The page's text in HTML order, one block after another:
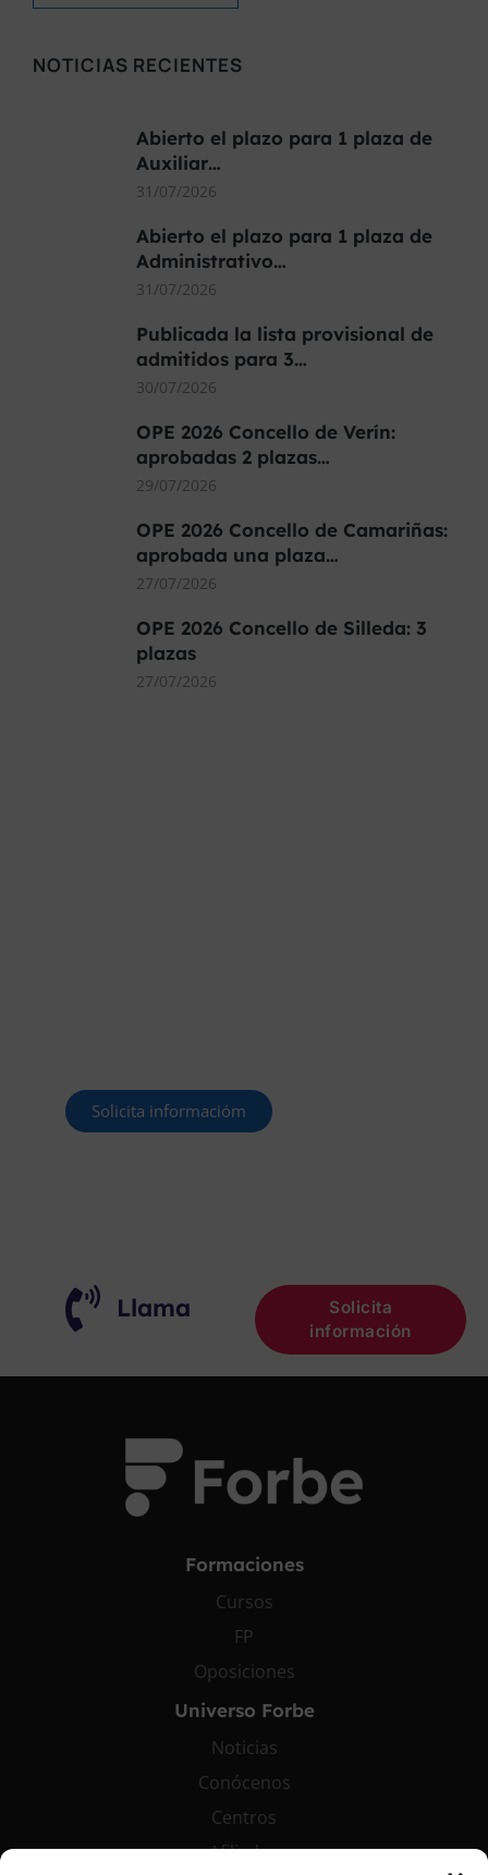
NOTICIAS RECIENTES
Abierto el plazo para 1 plaza de
Auxiliar…
31/07/2026
Abierto el plazo para 1 plaza de
Administrativo…
31/07/2026
Publicada la lista provisional de
admitidos para 3…
30/07/2026
OPE 2026 Concello de Verín:
aprobadas 2 plazas…
29/07/2026
OPE 2026 Concello de Camariñas:
aprobada una plaza…
27/07/2026
OPE 2026 Concello de Silleda: 3
plazas
27/07/2026
Solicita informacióm
Llama
Solicita
información
Formaciones
Cursos
FP
Oposiciones
Universo Forbe
Noticias
Conócenos
Centros
Afiliados